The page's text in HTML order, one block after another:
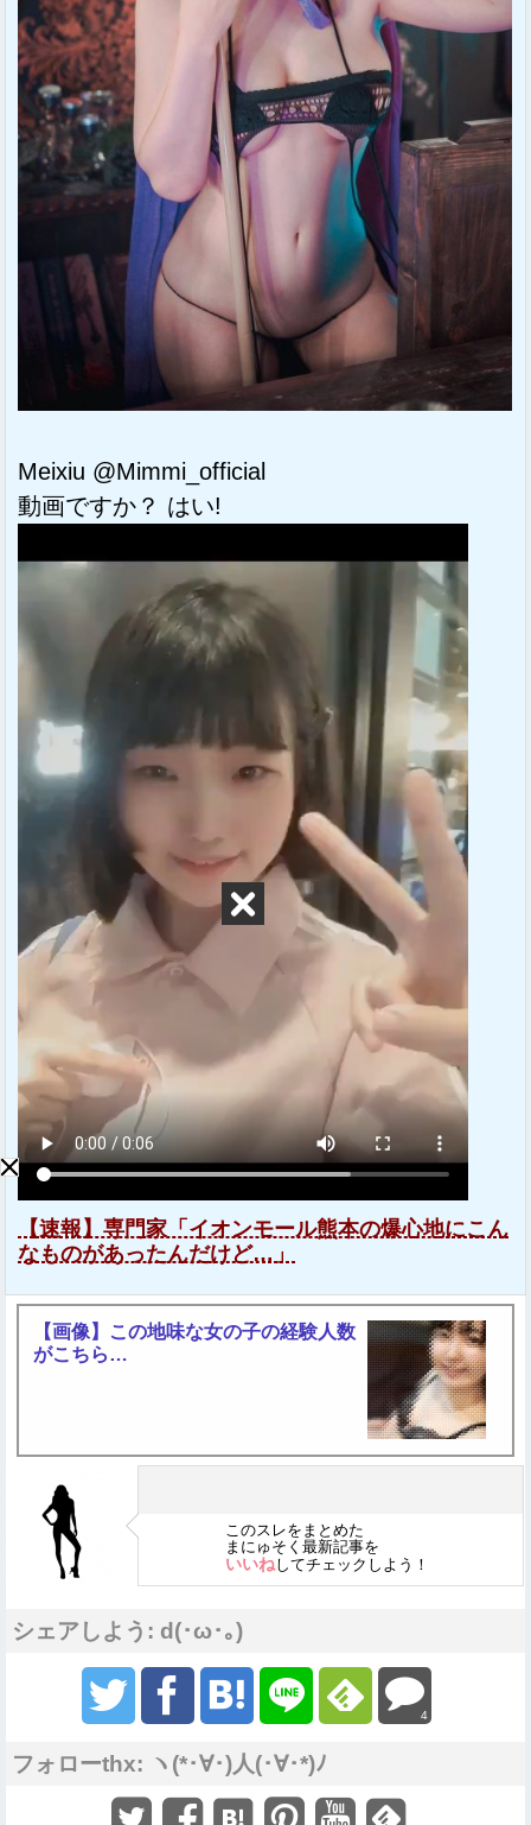
Meixiu @Mimmi_official
動画ですか？ はい!
【速報】専門家「イオンモール熊本の爆心地にこん
なものがあったんだけど…」
【画像】この地味な女の子の経験人数
がこちら…
このスレをまとめた
まにゅそく最新記事を
いいねしてチェックしよう！
シェアしよう: d(･ω･｡)
4
フォローthx: ヽ(*･∀･)人(･∀･*)ﾉ
Sponsored Link